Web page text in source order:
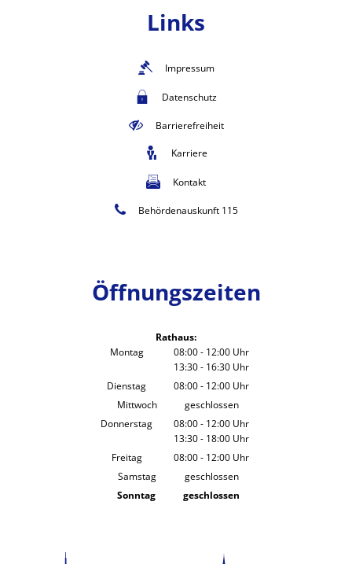
Links
Impressum
Datenschutz
Barrierefreiheit
Karriere
Kontakt
Behördenauskunft 115
Öffnungszeiten
Rathaus:
Montag
08:00- 12:00 Uhr
Von 08:00 bis 12:00 Uhr
13:30- 16:30 Uhr
Von 13:30 bis 16:30 Uhr
Dienstag 08:00- 12:00 Uhr
Von 08:00 bis 12:00 Uhr
Mittwoch
geschlossen
Donnerstag
08:00- 12:00 Uhr
Von 08:00 bis 12:00 Uhr
13:30- 18:00 Uhr
Von 13:30 bis 18:00 Uhr
Freitag 08:00- 12:00 Uhr
Von 08:00 bis 12:00 Uhr
Samstag
geschlossen
Sonntag
geschlossen